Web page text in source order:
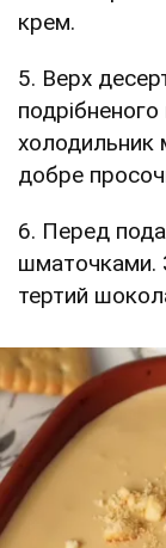
крем.
5. Верх
холодильник
добре
6. Перед
шматочками.
тертий